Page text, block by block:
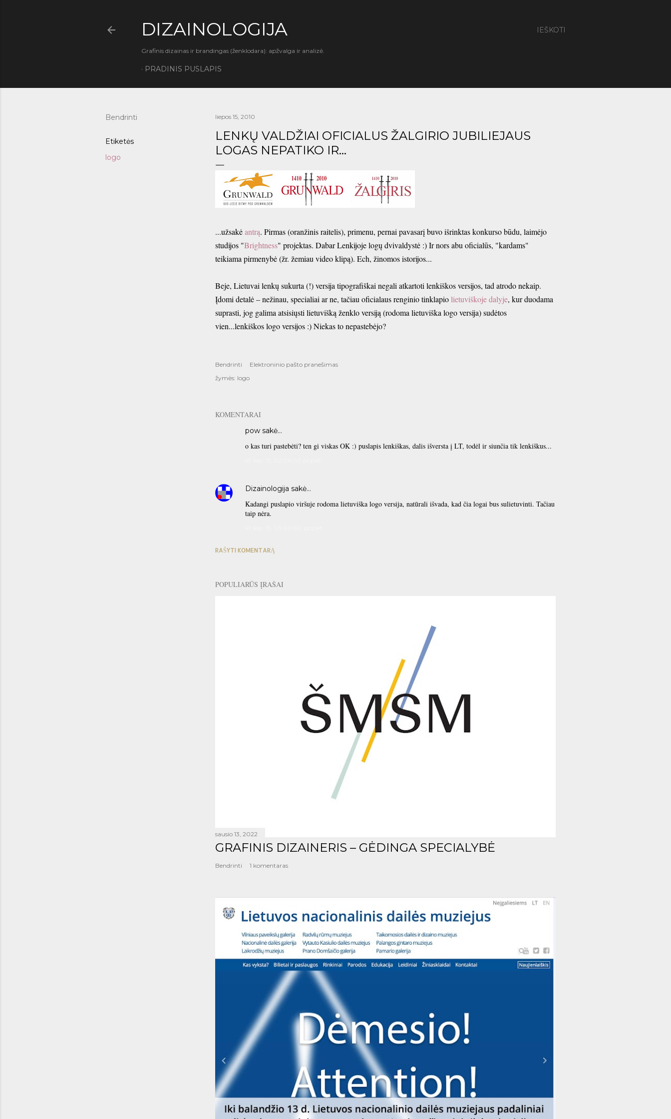
IEŠKOTI
DIZAINOLOGIJA
Grafinis dizainas ir brandingas (ženklodara): apžvalga ir analizė.
PRADINIS PUSLAPIS
Bendrinti
Etiketės
logo
liepos 15, 2010
LENKŲ VALDŽIAI OFICIALUS ŽALGIRIO JUBILIEJAUS
LOGAS NEPATIKO IR...
...užsakėantrą. Pirmas (oranžinis raitelis), primenu, pernai pavasarį buvo išrinktas konkurso būdu, laimėjo
studijos "Brightness" projektas. Dabar Lenkijoje logų dvivaldystė :) Ir nors abu oficialūs, "kardams"
teikiama pirmenybė (žr. žemiau video klipą). Ech, žinomos istorijos...
Beje, Lietuvai lenkų sukurta (!) versija tipografiškai negali atkartoti lenkiškos versijos, tad atrodo nekaip.
Įdomi detalė – nežinau, specialiai ar ne, tačiau oficialaus renginio tinklapiolietuviškoje dalyje, kur duodama
suprasti, jog galima atsisiųsti lietuvišką ženklo versiją (rodoma lietuviška logo versija) sudėtos
vien...lenkiškos logo versijos :) Niekas to nepastebėjo?
Bendrinti
Elektroninio pašto pranešimas
žymės: logo
KOMENTARAI
pow sakė…
o kas turi pastebėti? ten gi viskas OK :) puslapis lenkiškas, dalis išversta į LT, todėl ir siunčia tik lenkiškus...
Dizainologija sakė…
Kadangi puslapio viršuje rodoma lietuviška logo versija, natūrali išvada, kad čia logai bus sulietuvinti. Tačiau
taip nėra.
RAŠYTI KOMENTARĄ
POPULIARŪS ĮRAŠAI
sausio 13, 2022
GRAFINIS DIZAINERIS – GĖDINGA SPECIALYBĖ
Bendrinti 1 komentaras